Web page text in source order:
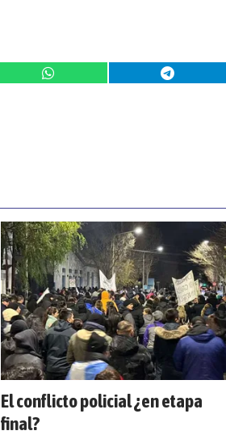
El conflicto policial ¿en etapa
final?